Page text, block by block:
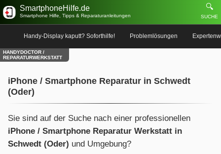
SmartphoneHilfe.de
Smartphone Hilfe, Tipps & Reparaturanleitungen
🔍
SUCHE
Handy-Display kaputt? Soforthilfe! Problemlösungen
HANDYDOCTOR /
REPARATURWERKSTATT
iPhone / Smartphone Reparatur in Schwedt
(Oder)
Sie sind auf der Suche nach einer professionellen
iPhone / Smartphone Reparatur Werkstatt in
Schwedt (Oder) und Umgebung?